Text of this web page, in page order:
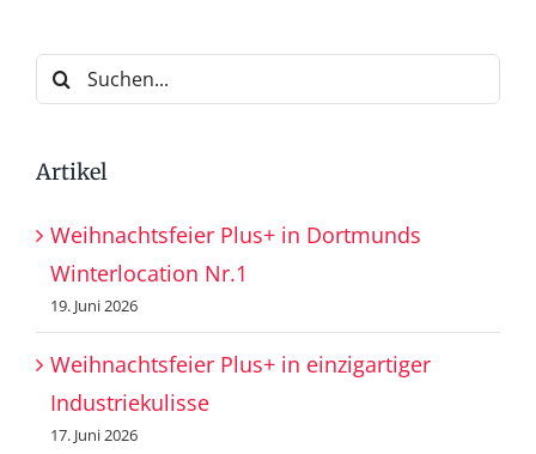
Suche
nach:
Artikel
Weihnachtsfeier Plus+ in Dortmunds
Winterlocation Nr.1
19. Juni 2026
Weihnachtsfeier Plus+ in einzigartiger
Industriekulisse
17. Juni 2026